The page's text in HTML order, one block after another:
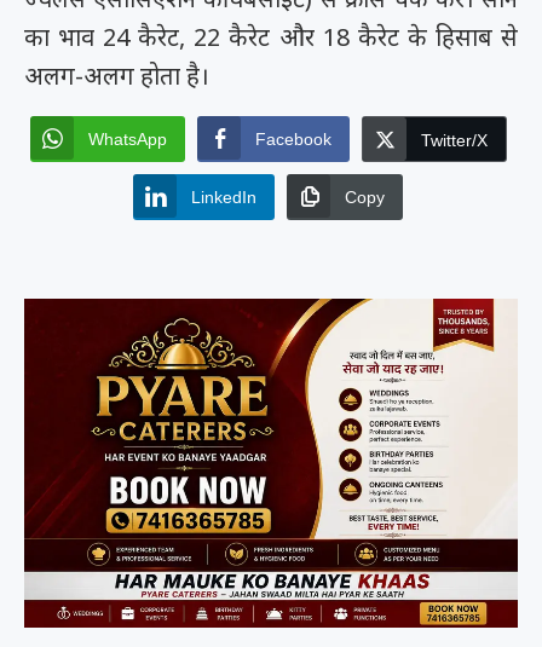
का भाव 24 कैरेट, 22 कैरेट और 18 कैरेट के हिसाब से
अलग-अलग होता है।
WhatsApp Facebook Twitter/X
LinkedIn Copy